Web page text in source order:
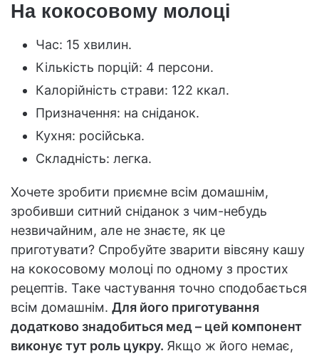
На кокосовому молоці
Час: 15 хвилин.
Кількість порцій: 4 персони.
Калорійність страви: 122 ккал.
Призначення: на сніданок.
Кухня: російська.
Складність: легка.
Хочете зробити приємне всім домашнім,
зробивши ситний сніданок з чим-небудь
незвичайним, але не знаєте, як це
приготувати? Спробуйте зварити вівсяну кашу
на кокосовому молоці по одному з простих
рецептів. Таке частування точно сподобається
всім домашнім. Для його приготування
додатково знадобиться мед – цей компонент
виконує тут роль цукру. Якщо ж його немає,